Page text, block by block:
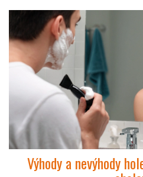
hygieny
Výhody a nevýhody